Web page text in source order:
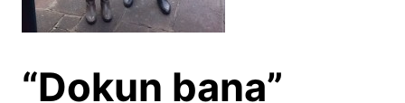
“Dokun bana”